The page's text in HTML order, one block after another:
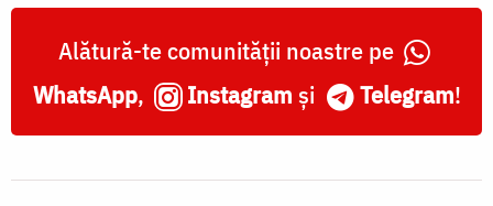
Alătură-te comunității noastre pe
WhatsApp, Instagram și Telegram!